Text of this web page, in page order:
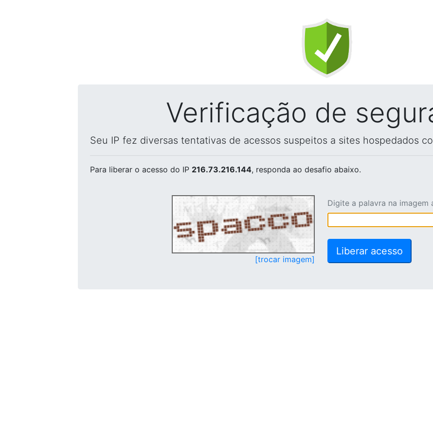
Verificação de
Seu IP fez diversas tentativas de acessos suspeitos a sites hospedados
Para liberar o acesso do IP 216.73.216.144, responda ao desafio abaixo.
[trocar imagem]
Digite a palavra na